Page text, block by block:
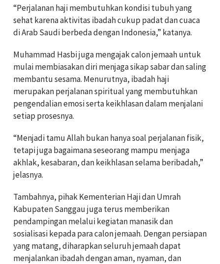
“Perjalanan haji membutuhkan kondisi tubuh yang
sehat karena aktivitas ibadah cukup padat dan cuaca
di Arab Saudi berbeda dengan Indonesia,” katanya.
Muhammad Hasbi juga mengajak calon jemaah untuk
mulai membiasakan diri menjaga sikap sabar dan saling
membantu sesama. Menurutnya, ibadah haji
merupakan perjalanan spiritual yang membutuhkan
pengendalian emosi serta keikhlasan dalam menjalani
setiap prosesnya.
“Menjadi tamu Allah bukan hanya soal perjalanan fisik,
tetapi juga bagaimana seseorang mampu menjaga
akhlak, kesabaran, dan keikhlasan selama beribadah,”
jelasnya.
Tambahnya, pihak Kementerian Haji dan Umrah
Kabupaten Sanggau juga terus memberikan
pendampingan melalui kegiatan manasik dan
sosialisasi kepada para calon jemaah. Dengan persiapan
yang matang, diharapkan seluruh jemaah dapat
menjalankan ibadah dengan aman, nyaman, dan